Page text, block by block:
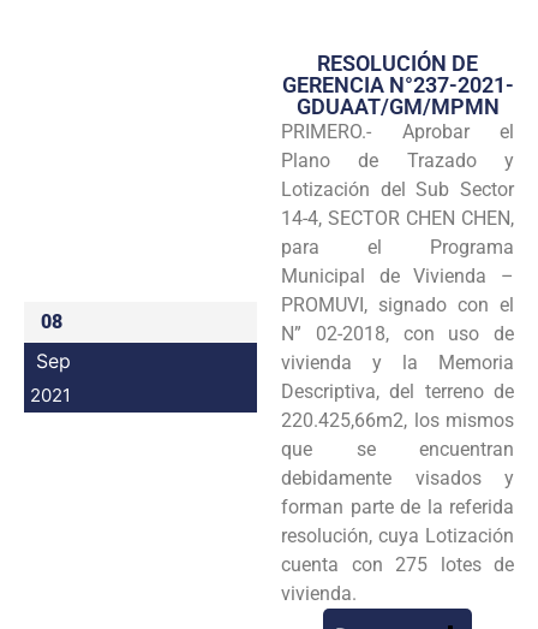
Transparencia
Seguridad
Programas
Intranet
08
Sep
2021
RESOLUCIÓN DE
GERENCIA N°237-2021-
GDUAAT/GM/MPMN
PRIMERO.- Aprobar el
Plano de Trazado y
Lotización del Sub Sector
14-4, SECTOR CHEN CHEN,
para el Programa
Municipal de Vivienda –
PROMUVI, signado con el
N” 02-2018, con uso de
vivienda y la Memoria
Descriptiva, del terreno de
220.425,66m2, los mismos
que se encuentran
debidamente visados y
forman parte de la referida
resolución, cuya Lotización
cuenta con 275 lotes de
vivienda.